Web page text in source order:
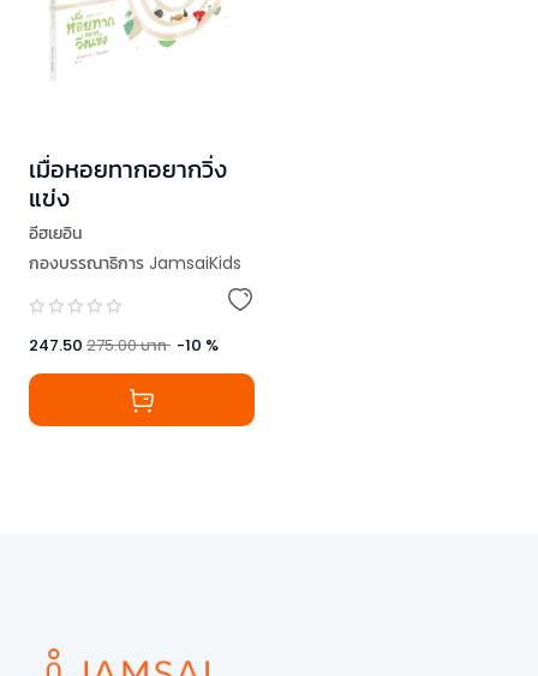
เมื่อหอยทากอยากวิ่ง
แข่ง
อีฮเยอิน
กองบรรณาธิการ JamsaiKids
247.50 275.00บาท -10 %